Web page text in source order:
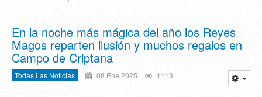
En la noche más mágica del año los Reyes
Magos reparten ilusión y muchos regalos en
Campo de Criptana
Todas Las Noticias 08 Ene 2025 1113